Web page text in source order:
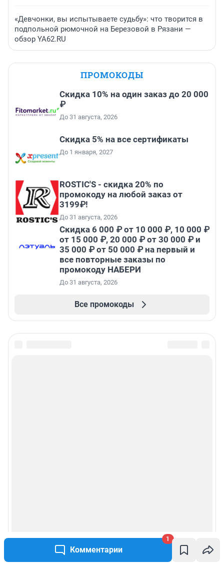
Комментарии
1
«Девчонки, вы испытываете судьбу»: что творится в
подпольной рюмочной на Березовой в Рязани —
обзор YA62.RU
ПРОМОКОДЫ
Скидка 10% на один заказ до 20 000
₽
До 31 августа, 2026
Скидка 5% на все сертификаты
До 1 января, 2027
ROSTIC'S - скидка 20% по
промокоду на любой заказ от
3199₽!
До 31 августа, 2026
Скидка 6 000 ₽ от 10 000 ₽, 10 000 ₽
от 15 000 ₽, 20 000 ₽ от 30 000 ₽ и
35 000 ₽ от 50 000 ₽ на первый и
все повторные заказы по
промокоду НАБЕРИ
До 31 августа, 2026
Все промокоды